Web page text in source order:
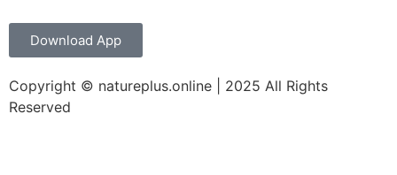
Download App
Copyright © natureplus.online | 2025 All Rights
Reserved